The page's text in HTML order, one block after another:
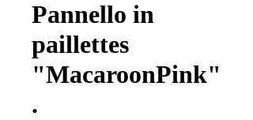
Pannello in
paillettes
"MacaroonPink"
.